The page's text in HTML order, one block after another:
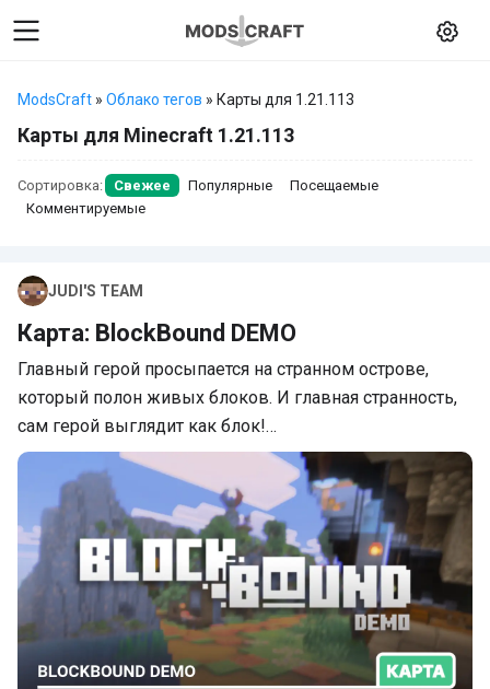
ModsCraft » Облако тегов » Карты для 1.21.113
Карты для Minecraft 1.21.113
Сортировка: Свежее Популярные
Посещаемые
Комментируемые
JUDI'S TEAM
Карта: BlockBound DEMO
Главный герой просыпается на странном острове,
который полон живых блоков. И главная странность,
сам герой выглядит как блок!…